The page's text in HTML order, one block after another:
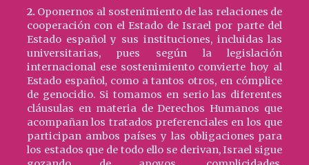
2.Oponernos al sostenimiento de las relaciones de
cooperación con el Estado de Israel por parte del
Estado español y sus instituciones, incluidas las
universitarias, pues según la legislación
internacional ese sostenimiento convierte hoy al
Estado español, como a tantos otros, en cómplice
de genocidio. Si tomamos en serio las diferentes
cláusulas en materia de Derechos Humanos que
acompañan los tratados preferenciales en los que
participan ambos países y las obligaciones para
los estados que de todo ello se derivan, Israel sigue